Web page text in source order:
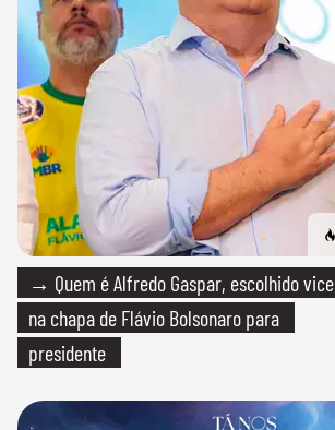
→ Quem é Alfredo Gaspar, escolhido vice
na chapa de Flávio Bolsonaro para
presidente